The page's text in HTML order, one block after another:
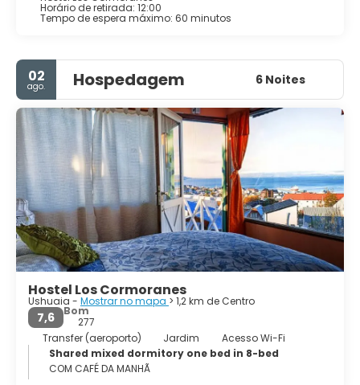
entanto, o ar livre deslumbrante, como a Isla los Lobos, as
Tierra del Fuego. É um ótimo lugar para ver a vida
selvagem, incluindo pinguins, golfinhos, orcas, focas e
uma grande variedade de pássaros. Ushuaia é onde o
mundo acaba ou começa.
Horário de retirada: 12:00
Tempo de espera máximo: 60 minutos
02
ago. Hospedagem 6 Noites
Hostel Los Cormoranes
Ushuaia - Mostrar no mapa > 1,2 km de Centro
7,6
Bom
277
Transfer (aeroporto)
Jardim
Acesso Wi-Fi
Shared mixed dormitory one bed in 8-bed
COM CAFÉ DA MANHÃ